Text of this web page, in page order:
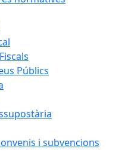
Públics
i subvencions